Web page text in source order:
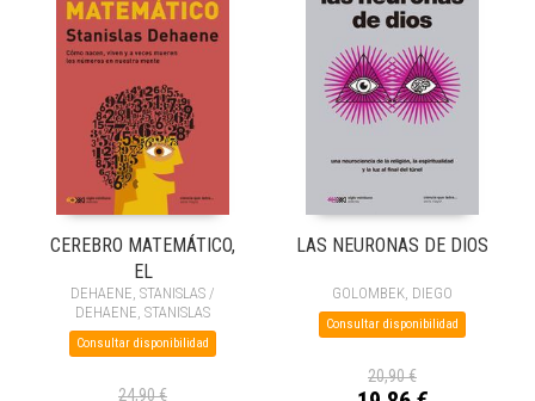
CEREBRO MATEMÁTICO,
EL
DEHAENE, STANISLAS /
DEHAENE, STANISLAS
Consultar disponibilidad
24,90 €
LAS NEURONAS DE DIOS
GOLOMBEK, DIEGO
Consultar disponibilidad
20,90 €